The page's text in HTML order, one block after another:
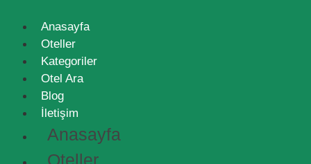
Anasayfa
Oteller
Kategoriler
Otel Ara
Blog
İletişim
Anasayfa
Oteller